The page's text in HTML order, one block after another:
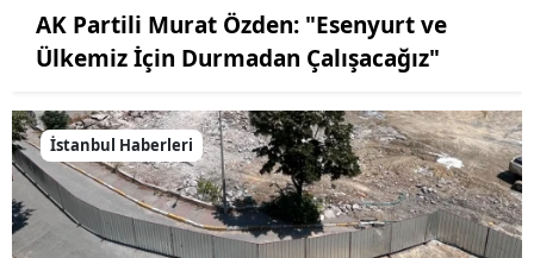
AK Partili Murat Özden: "Esenyurt ve
Ülkemiz İçin Durmadan Çalışacağız"
İstanbul Haberleri